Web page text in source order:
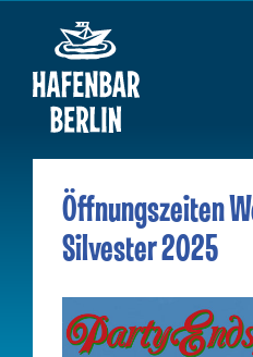
springen
Öffnungszeiten
Silvester 2025